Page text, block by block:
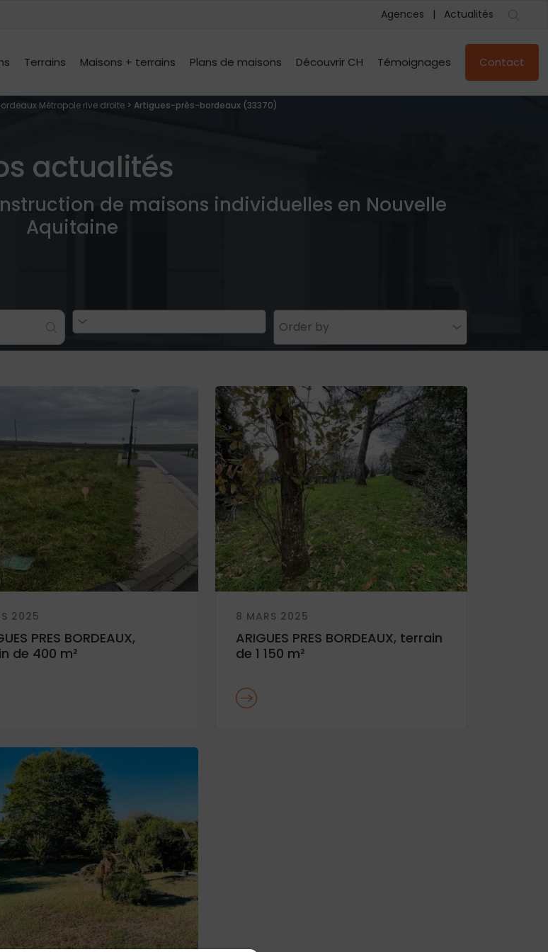
Agences Actualités
Terrains Maisons + terrains Plans de maisons Découvrir CH Témoignages Contact
Métropole rive droite > Artigues-près-bordeaux (33370)
actualités
de maisons individuelles en Nouvelle
Aquitaine
Order by
2025
PRES BORDEAUX,
de 400 m²
8 MARS 2025
ARIGUES PRES BORDEAUX, terrain
de 1 150 m²